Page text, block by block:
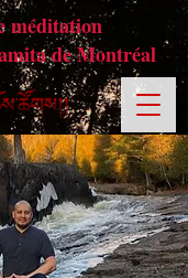
méditation
de Montréal